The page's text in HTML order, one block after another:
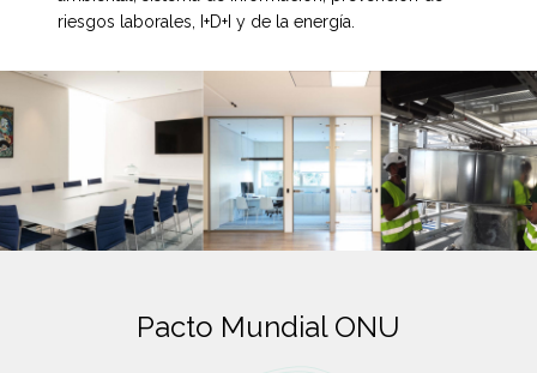
riesgos laborales, I+D+I y de la energía.
Pacto Mundial ONU